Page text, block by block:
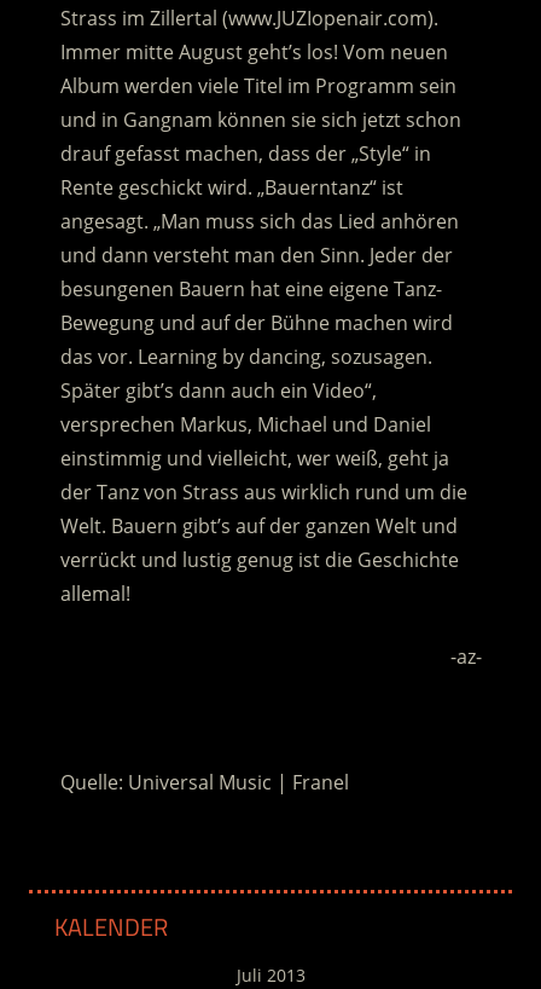
Strass im Zillertal (www.JUZIopenair.com).
Immer mitte August geht’s los! Vom neuen
Album werden viele Titel im Programm sein
und in Gangnam können sie sich jetzt schon
drauf gefasst machen, dass der „Style“ in
Rente geschickt wird. „Bauerntanz“ ist
angesagt. „Man muss sich das Lied anhören
und dann versteht man den Sinn. Jeder der
besungenen Bauern hat eine eigene Tanz-
Bewegung und auf der Bühne machen wird
das vor. Learning by dancing, sozusagen.
Später gibt’s dann auch ein Video“,
versprechen Markus, Michael und Daniel
einstimmig und vielleicht, wer weiß, geht ja
der Tanz von Strass aus wirklich rund um die
Welt. Bauern gibt’s auf der ganzen Welt und
verrückt und lustig genug ist die Geschichte
allemal!
-az-
Quelle: Universal Music | Franel
KALENDER
Juli 2013